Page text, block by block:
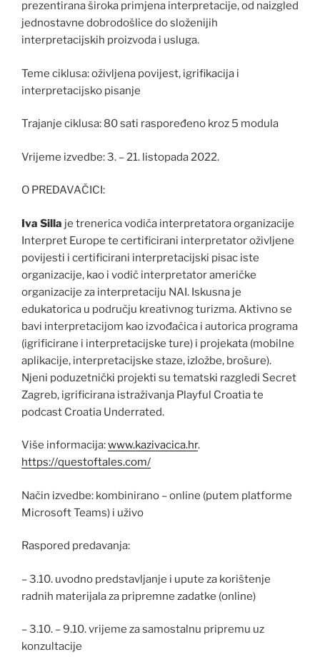
prezentirana široka primjena interpretacije, od naizgled
jednostavne dobrodošlice do složenijih
interpretacijskih proizvoda i usluga.
Teme ciklusa: oživljena povijest, igrifikacija i
interpretacijsko pisanje
Trajanje ciklusa: 80 sati raspoređeno kroz 5 modula
Vrijeme izvedbe: 3. – 21. listopada 2022.
O PREDAVAČICI:
Iva Silla je trenerica vodiča interpretatora organizacije
Interpret Europe te certificirani interpretator oživljene
povijesti i certificirani interpretacijski pisac iste
organizacije, kao i vodič interpretator američke
organizacije za interpretaciju NAI. Iskusna je
edukatorica u području kreativnog turizma. Aktivno se
bavi interpretacijom kao izvođačica i autorica programa
(igrificirane i interpretacijske ture) i projekata (mobilne
aplikacije, interpretacijske staze, izložbe, brošure).
Njeni poduzetnički projekti su tematski razgledi Secret
Zagreb, igrificirana istraživanja Playful Croatia te
podcast Croatia Underrated.
Više informacija:www.kazivacica.hr.
https://questoftales.com/
Način izvedbe: kombinirano – online (putem platforme
Microsoft Teams) i uživo
Raspored predavanja:
– 3.10. uvodno predstavljanje i upute za korištenje
radnih materijala za pripremne zadatke (online)
– 3.10. – 9.10. vrijeme za samostalnu pripremu uz
konzultacije